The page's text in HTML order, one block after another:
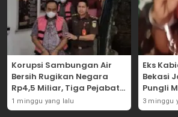
Korupsi Sambungan Air
Bersih Rugikan Negara
Rp4,5 Miliar, Tiga Pejabat
Perumda Dijerat
1 minggu yang lalu
Eks
Bekasi
Pungli
3 minggu